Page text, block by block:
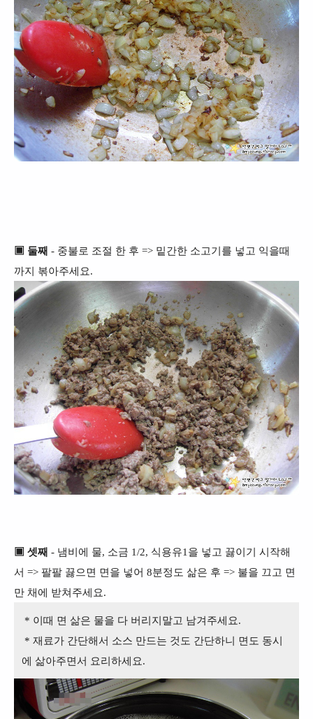
▣ 둘째 - 중불로 조절 한 후 => 밑간한 소고기를 넣고 익을때
까지 볶아주세요.
▣ 셋째 - 냄비에 물, 소금 1/2, 식용유1을 넣고 끓이기 시작해
서 => 팔팔 끓으면 면을 넣어 8분정도 삶은 후 => 불을 끄고 면
만 채에 받쳐주세요.
* 이때 면 삶은 물을 다 버리지말고 남겨주세요.
* 재료가 간단해서 소스 만드는 것도 간단하니 면도 동시
에 삶아주면서 요리하세요.